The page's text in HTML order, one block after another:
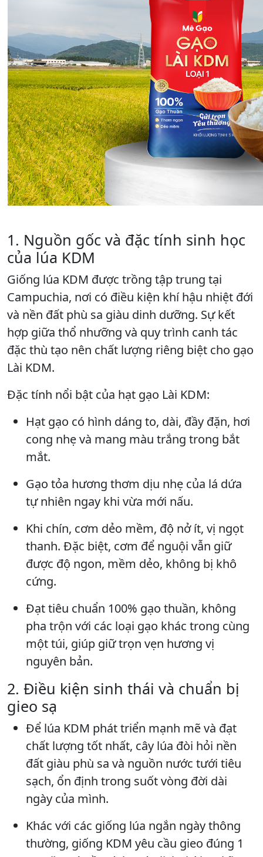
1. Nguồn gốc và đặc tính sinh học
của lúa KDM
Giống lúa KDM được trồng tập trung tại
Campuchia, nơi có điều kiện khí hậu nhiệt đới
và nền đất phù sa giàu dinh dưỡng. Sự kết
hợp giữa thổ nhưỡng và quy trình canh tác
đặc thù tạo nên chất lượng riêng biệt cho gạo
Lài KDM.
Đặc tính nổi bật của hạt gạo Lài KDM:
Hạt gạo có hình dáng to, dài, đầy đặn, hơi
cong nhẹ và mang màu trắng trong bắt
mắt.
Gạo tỏa hương thơm dịu nhẹ của lá dứa
tự nhiên ngay khi vừa mới nấu.
Khi chín, cơm dẻo mềm, độ nở ít, vị ngọt
thanh. Đặc biệt, cơm để nguội vẫn giữ
được độ ngon, mềm dẻo, không bị khô
cứng.
Đạt tiêu chuẩn 100% gạo thuần, không
pha trộn với các loại gạo khác trong cùng
một túi, giúp giữ trọn vẹn hương vị
nguyên bản.
2. Điều kiện sinh thái và chuẩn bị
gieo sạ
Để lúa KDM phát triển mạnh mẽ và đạt
chất lượng tốt nhất, cây lúa đòi hỏi nền
đất giàu phù sa và nguồn nước tưới tiêu
sạch, ổn định trong suốt vòng đời dài
ngày của mình.
Khác với các giống lúa ngắn ngày thông
thường, giống KDM yêu cầu gieo đúng 1